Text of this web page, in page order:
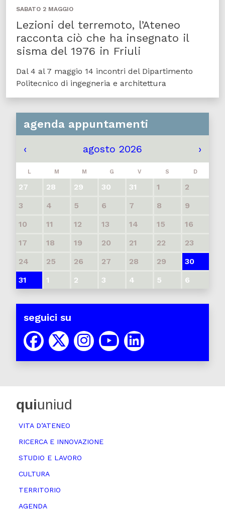
SABATO 2 MAGGIO
Lezioni del terremoto, l’Ateneo
racconta ciò che ha insegnato il
sisma del 1976 in Friuli
Dal 4 al 7 maggio 14 incontri del Dipartimento
Politecnico di ingegneria e architettura
agenda appuntamenti
‹ agosto 2026 ›
L M M G V S D
27 28 29 30 31 1
2
3
4 5 6 7 8
9
10
11 12 13 14 15
16
17
18 19 20 21 22
23
24
25 26 27 28 29
30
31
1 2 3 4 5 6
seguici su
quiuniud
VITA D’ATENEO
RICERCA E INNOVAZIONE
STUDIO E LAVORO
CULTURA
TERRITORIO
AGENDA